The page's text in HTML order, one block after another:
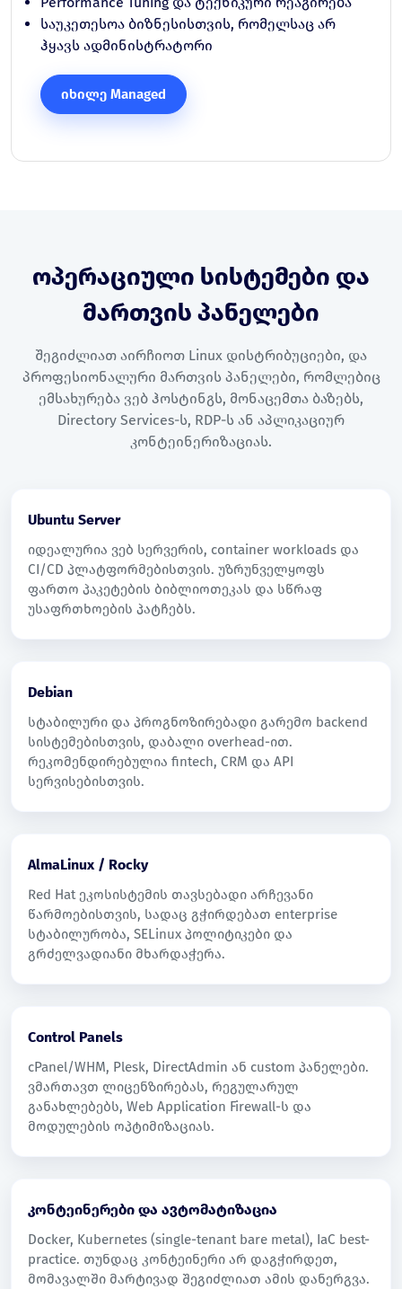
საუკეთესოა ბიზნესისთვის, რომელსაც არ
ჰყავს ადმინისტრატორი
იხილე Managed
ოპერაციული სისტემები და
მართვის პანელები
შეგიძლიათ აირჩიოთ Linux დისტრიბუციები, და
პროფესიონალური მართვის პანელები, რომლებიც
ემსახურება ვებ ჰოსტინგს, მონაცემთა ბაზებს,
Directory Services-ს, RDP-ს ან აპლიკაციურ
კონტეინერიზაციას.
Ubuntu Server
იდეალურია ვებ სერვერის, container workloads და
CI/CD პლატფორმებისთვის. უზრუნველყოფს
ფართო პაკეტების ბიბლიოთეკას და სწრაფ
უსაფრთხოების პატჩებს.
Debian
სტაბილური და პროგნოზირებადი გარემო backend
სისტემებისთვის, დაბალი overhead-ით.
რეკომენდირებულია fintech, CRM და API
სერვისებისთვის.
AlmaLinux / Rocky
Red Hat ეკოსისტემის თავსებადი არჩევანი
წარმოებისთვის, სადაც გჭირდებათ enterprise
სტაბილურობა, SELinux პოლიტიკები და
გრძელვადიანი მხარდაჭერა.
Control Panels
cPanel/WHM, Plesk, DirectAdmin ან custom პანელები.
ვმართავთ ლიცენზირებას, რეგულარულ
განახლებებს, Web Application Firewall-ს და
მოდულების ოპტიმიზაციას.
კონტეინერები და ავტომატიზაცია
Docker, Kubernetes (single-tenant bare metal), IaC best-
practice. თუნდაც კონტეინერი არ დაგჭირდეთ,
მომავალში მარტივად შეგიძლიათ ამის დანერგვა.